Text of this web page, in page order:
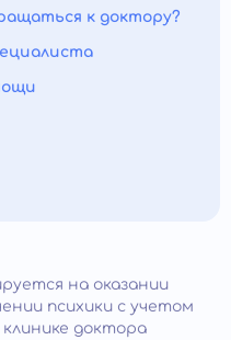
к доктору?
на оказании
психики с учетом
доктора